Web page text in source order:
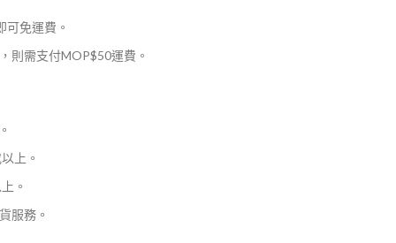
免運費。
則需支付MOP$50運費。
上。
。
服務。